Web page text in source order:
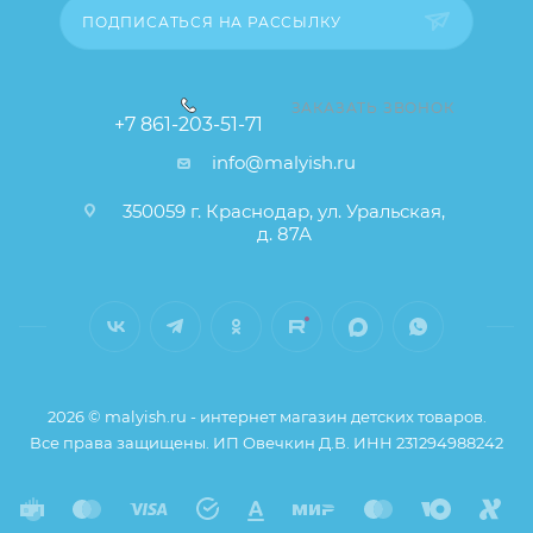
ПОДПИСАТЬСЯ НА РАССЫЛКУ
+7 861-203-51-71
ЗАКАЗАТЬ ЗВОНОК
info@malyish.ru
350059 г. Краснодар, ул. Уральская,
д. 87А
2026 © malyish.ru - интернет магазин детских товаров.
Все права защищены. ИП Овечкин Д.В. ИНН 231294988242